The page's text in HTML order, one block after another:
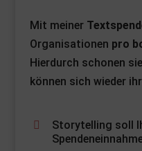
Mit meiner
Organisationen pro
Hierdurch schonen
können sich wieder
Storytelling soll